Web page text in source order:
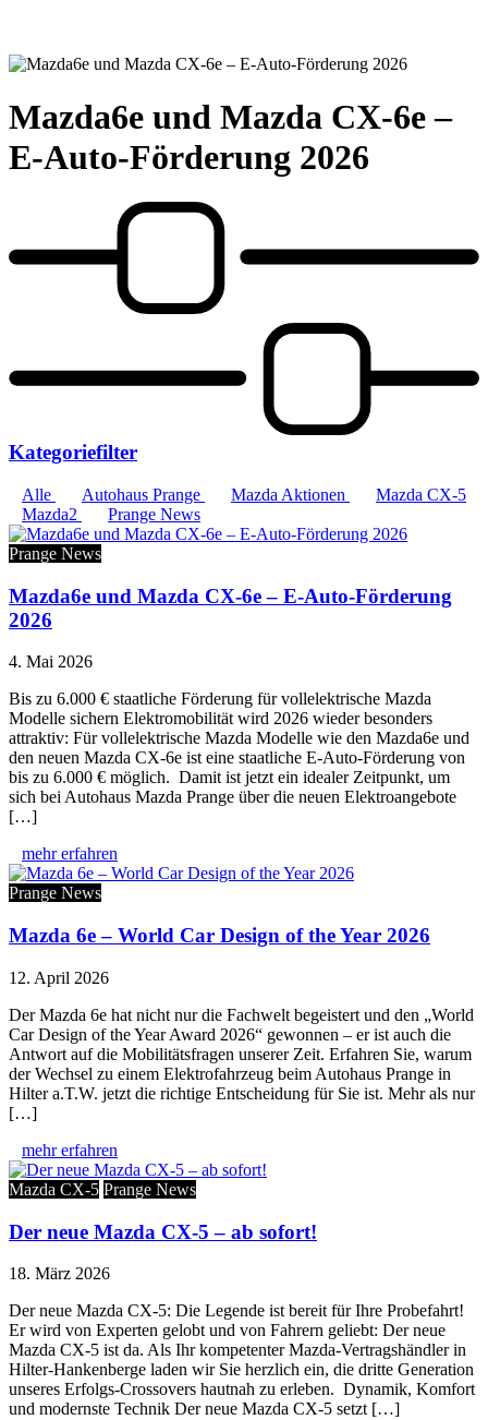
Mazda6e und Mazda CX-6e –
E-Auto-Förderung 2026
Kategoriefilter
Alle Autohaus Prange Mazda Aktionen
Mazda CX-5
Mazda2
Prange News
Prange News
Mazda6e und Mazda CX-6e – E-Auto-Förderung
2026
4. Mai 2026
Bis zu 6.000 € staatliche Förderung für vollelektrische Mazda
Modelle sichern Elektromobilität wird 2026 wieder besonders
attraktiv: Für vollelektrische Mazda Modelle wie den Mazda6e und
den neuen Mazda CX-6e ist eine staatliche E-Auto-Förderung von
bis zu 6.000 € möglich. Damit ist jetzt ein idealer Zeitpunkt, um
sich bei Autohaus Mazda Prange über die neuen Elektroangebote
[…]
mehr erfahren
Prange News
Mazda 6e – World Car Design of the Year 2026
12. April 2026
Der Mazda 6e hat nicht nur die Fachwelt begeistert und den „World
Car Design of the Year Award 2026“ gewonnen – er ist auch die
Antwort auf die Mobilitätsfragen unserer Zeit. Erfahren Sie, warum
der Wechsel zu einem Elektrofahrzeug beim Autohaus Prange in
Hilter a.T.W. jetzt die richtige Entscheidung für Sie ist. Mehr als nur
[…]
mehr erfahren
Mazda CX-5 Prange News
Der neue Mazda CX-5 – ab sofort!
18. März 2026
Der neue Mazda CX-5: Die Legende ist bereit für Ihre Probefahrt!
Er wird von Experten gelobt und von Fahrern geliebt: Der neue
Mazda CX-5 ist da. Als Ihr kompetenter Mazda-Vertragshändler in
Hilter-Hankenberge laden wir Sie herzlich ein, die dritte Generation
unseres Erfolgs-Crossovers hautnah zu erleben. Dynamik, Komfort
und modernste Technik Der neue Mazda CX-5 setzt […]